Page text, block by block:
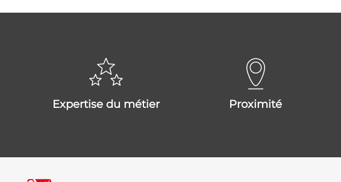
expertise du métier proximité